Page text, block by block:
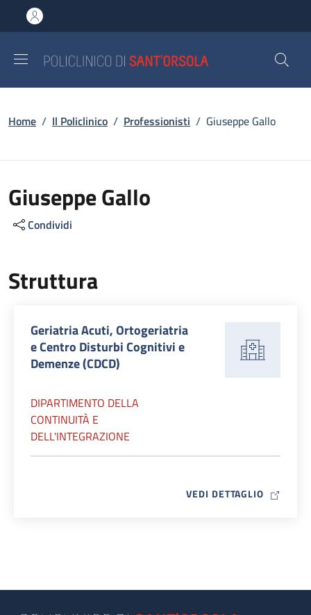
al contenuto principale
to footer content
Briciole di pane
Home / Il Policlinico / Professionisti / Giuseppe Gallo
Giuseppe Gallo
Condividi
Struttura
Geriatria Acuti, Ortogeriatria
e Centro Disturbi Cognitivi e
Demenze (CDCD)
DIPARTIMENTO DELLA
CONTINUITÀ E
DELL'INTEGRAZIONE
VEDI DETTAGLIO MAP ICON